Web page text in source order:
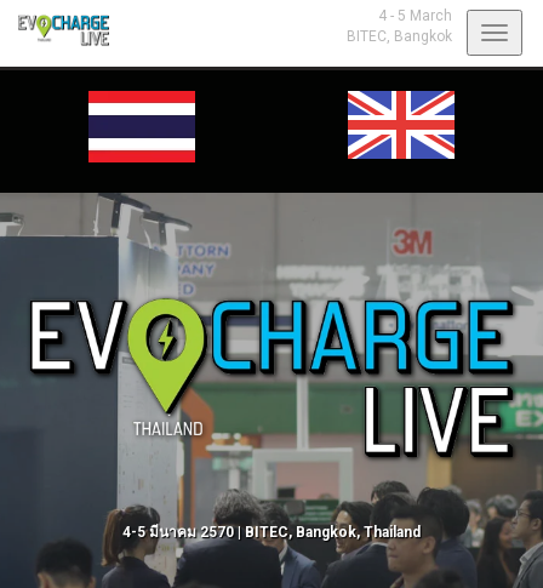
4 - 5 March
BITEC, Bangkok
Select your preferred language: ไทย or English. |
เลือกภาษาที่ต้องการ: ภาษาไทย หรือ
4-5 มีนาคม 2570 | BITEC, Bangkok, Thailand
4-5 มีนาคม 2570 | BITEC, Bangkok, Thailand